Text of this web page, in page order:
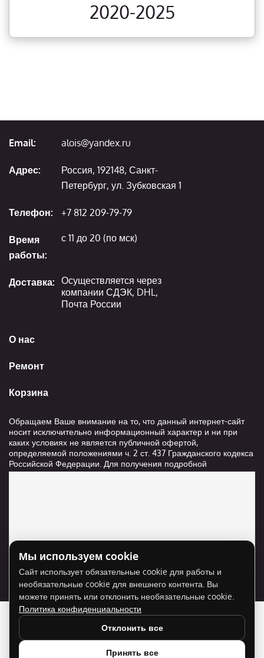
2020-2025
О нас
Ремонт
Корзина
Email: alois@yandex.ru
Адрес:
Россия, 192148, Санкт-
Петербург, ул. Зубковская 1
Телефон: +7 812 209-79-79
Время
работы:
с 11 до 20 (по мск)
Доставка: Осуществляется через
компании СДЭК, DHL,
Почта России
Обращаем Ваше внимание на то, что данный интернет-сайт
носит исключительно информационный характер и ни при
каких условиях не является публичной офертой,
определяемой положениями ч. 2 ст. 437 Гражданского кодекса
Российской Федерации. Для получения подробной
информации о стоимости и сроках выполнения услуг,
Для отображения карты нужно разрешить
использование cookie для внешнего контента.
Разрешить cookie
Мы используем cookie
Сайт использует обязательные cookie для работы и
необязательные cookie для внешнего контента. Вы
можете принять или отклонить необязательные cookie.
Политика конфиденциальности
Отклонить все
Принять все